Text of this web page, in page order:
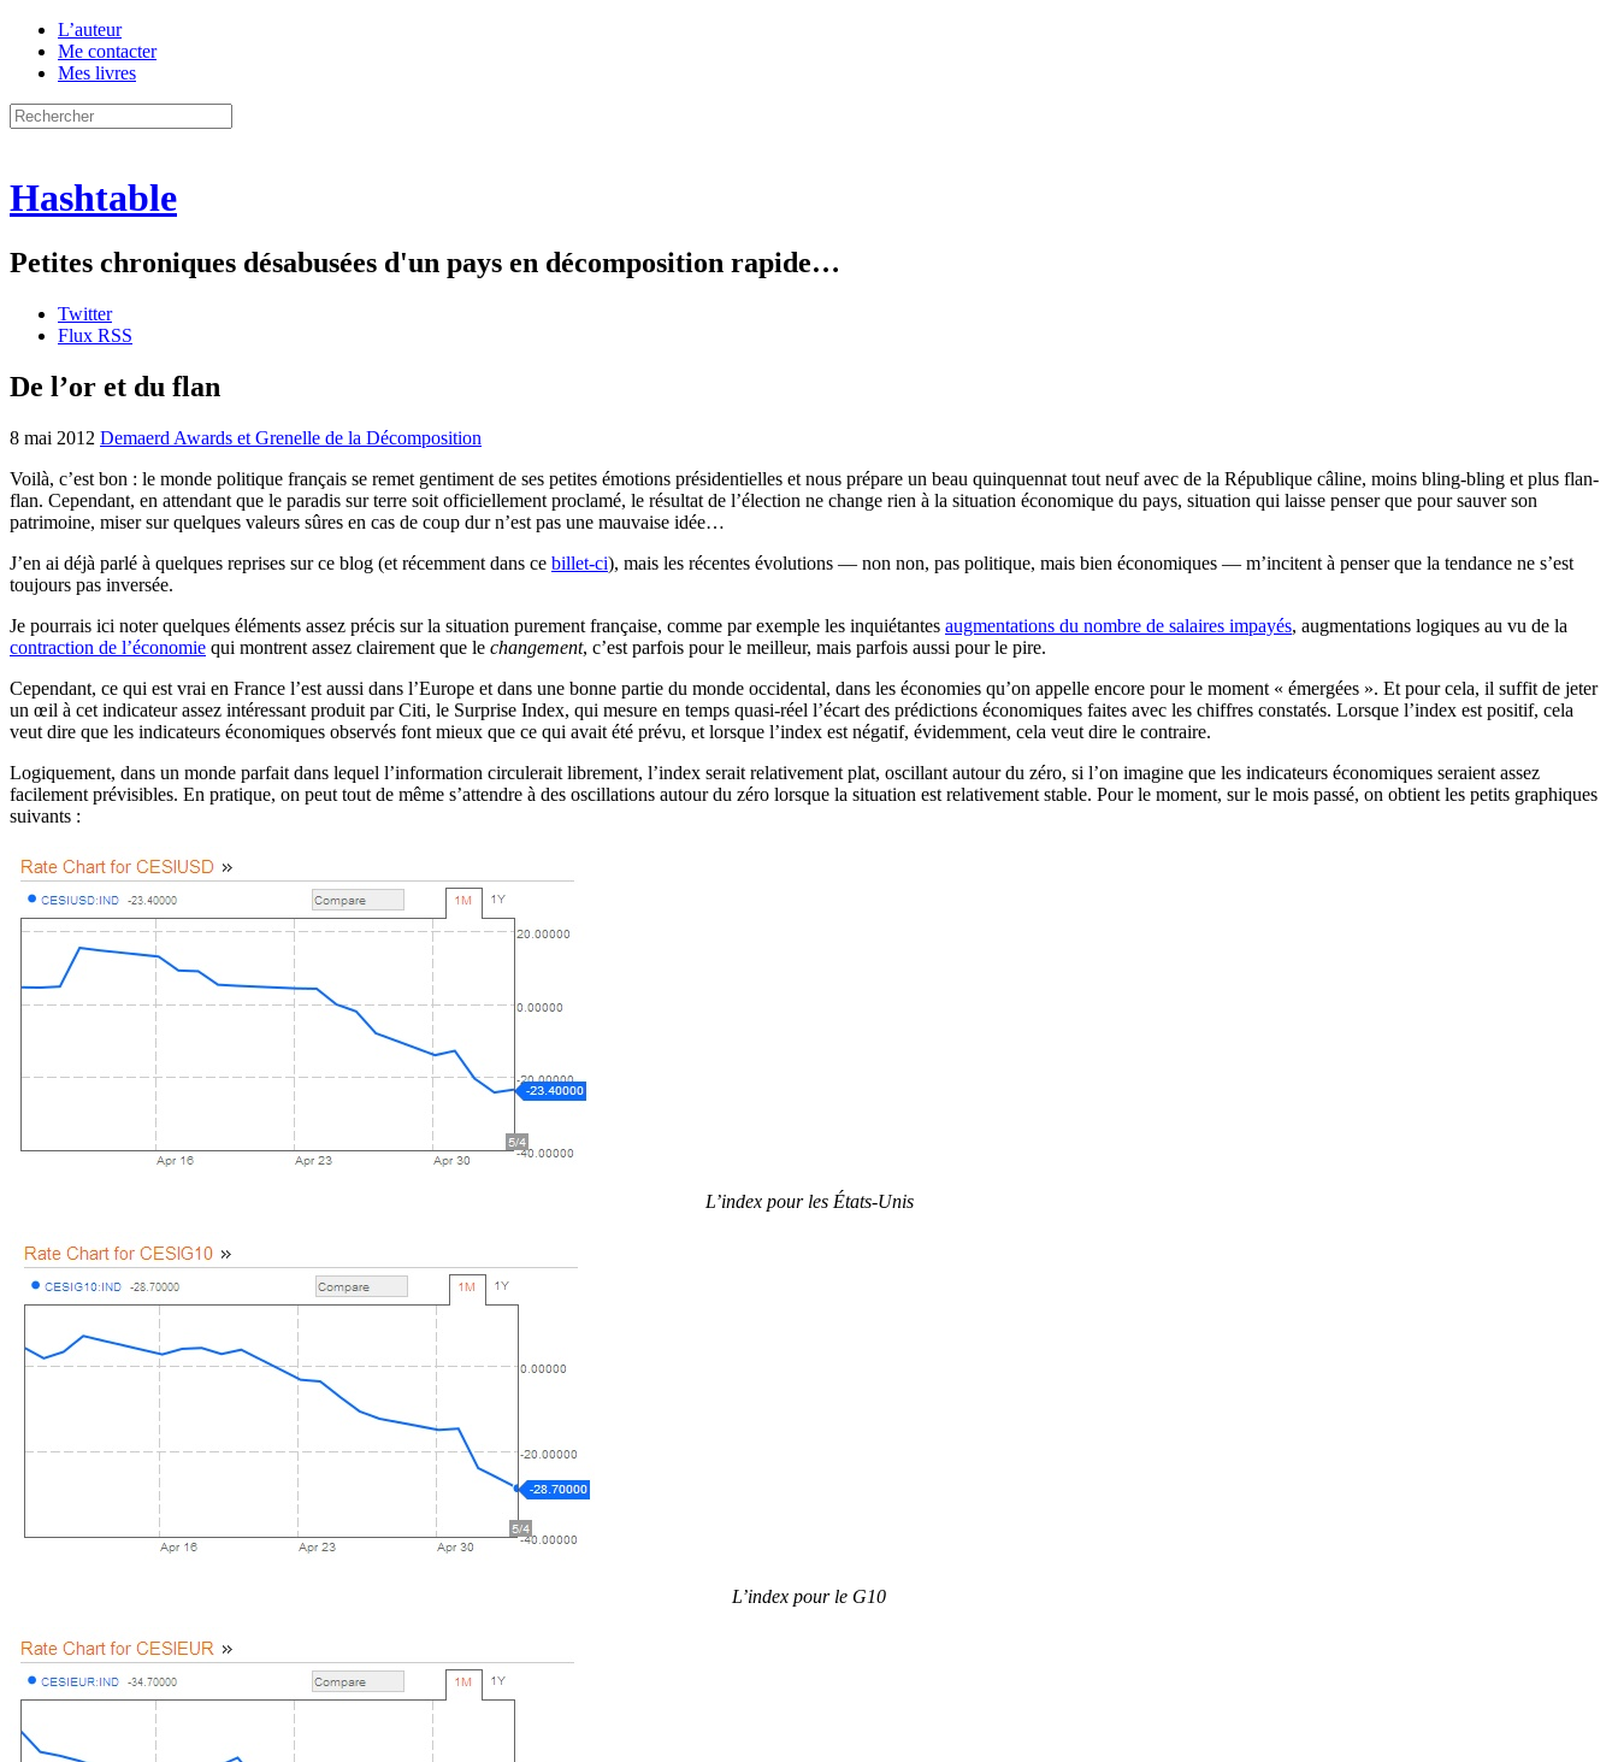
L’auteur
Me contacter
Mes livres
Hashtable
Petites chroniques désabusées d'un pays en décomposition rapide…
Twitter
Flux RSS
De l’or et du flan
8 mai 2012 Demaerd Awards et Grenelle de la Décomposition
Voilà, c’est bon : le monde politique français se remet gentiment de ses petites émotions présidentielles et nous prépare un beau quinquennat tout neuf avec de la République câline, moins bling-bling et plus flan-
flan. Cependant, en attendant que le paradis sur terre soit officiellement proclamé, le résultat de l’élection ne change rien à la situation économique du pays, situation qui laisse penser que pour sauver son
patrimoine, miser sur quelques valeurs sûres en cas de coup dur n’est pas une mauvaise idée…
J’en ai déjà parlé à quelques reprises sur ce blog (et récemment dans ce billet-ci), mais les récentes évolutions — non non, pas politique, mais bien économiques — m’incitent à penser que la tendance ne s’est
toujours pas inversée.
Je pourrais ici noter quelques éléments assez précis sur la situation purement française, comme par exemple les inquiétantes augmentations du nombre de salaires impayés, augmentations logiques au vu de la
contraction de l’économie qui montrent assez clairement que le changement, c’est parfois pour le meilleur, mais parfois aussi pour le pire.
Cependant, ce qui est vrai en France l’est aussi dans l’Europe et dans une bonne partie du monde occidental, dans les économies qu’on appelle encore pour le moment « émergées ». Et pour cela, il suffit de jeter
un œil à cet indicateur assez intéressant produit par Citi, le Surprise Index, qui mesure en temps quasi-réel l’écart des prédictions économiques faites avec les chiffres constatés. Lorsque l’index est positif, cela
veut dire que les indicateurs économiques observés font mieux que ce qui avait été prévu, et lorsque l’index est négatif, évidemment, cela veut dire le contraire.
Logiquement, dans un monde parfait dans lequel l’information circulerait librement, l’index serait relativement plat, oscillant autour du zéro, si l’on imagine que les indicateurs économiques seraient assez
facilement prévisibles. En pratique, on peut tout de même s’attendre à des oscillations autour du zéro lorsque la situation est relativement stable. Pour le moment, sur le mois passé, on obtient les petits graphiques
suivants :
L’index pour les États-Unis
L’index pour le G10